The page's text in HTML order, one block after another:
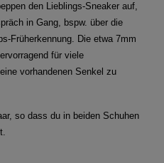
den Lieblings-Sneaker auf,
in Gang, bspw. über die
Früherkennung. Die etwa 7mm
für viele
vorhandenen Senkel zu
so dass du in beiden Schuhen